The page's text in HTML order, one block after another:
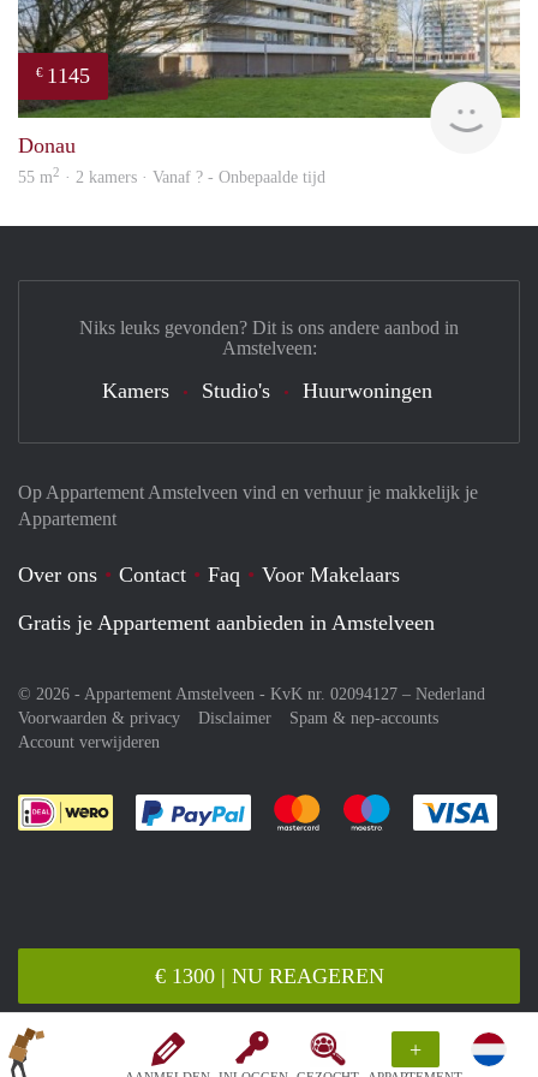
+
€ 1300 | NU REAGEREN
€ 1145
Donau
55 m2 · 2 kamers · Vanaf ? - Onbepaalde tijd
Op Appartement Amstelveen vind en verhuur je makkelijk je
Appartement
Over ons Contact Faq
Voor Makelaars
Gratis je Appartement aanbieden in Amstelveen
© 2026 - Appartement Amstelveen - KvK nr. 02094127 – Nederland
Voorwaarden & privacy
Disclaimer
Spam & nep-accounts
Account verwijderen
Je rekent gemakkelijk af met Paypal
Je rekent gemakkelijk af met
Je rekent
Niks leuks gevonden? Dit is ons andere aanbod in
Amstelveen:
Kamers Studio's Huurwoningen